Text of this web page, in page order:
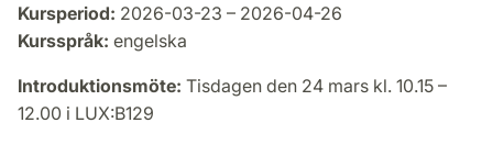
Kursperiod: 2026-03-23 – 2026-04-26
Kursspråk: engelska
Introduktionsmöte: Tisdagen den 24 mars kl. 10.15 –
12.00 i LUX:B129